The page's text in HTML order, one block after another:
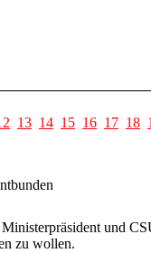
13 14 15 16 17 18
und
zu wollen.